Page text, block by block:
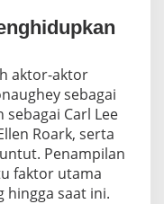
aktor-aktor
sebagai
sebagai Carl Lee
Roark, serta
Penampilan
faktor utama
hingga saat ini.